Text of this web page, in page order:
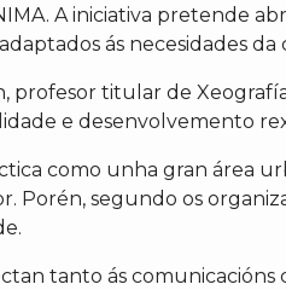
A iniciativa pretende
ás necesidades da
profesor titular de
e desenvolvemento
como unha gran área
Porén, segundo os
tanto ás